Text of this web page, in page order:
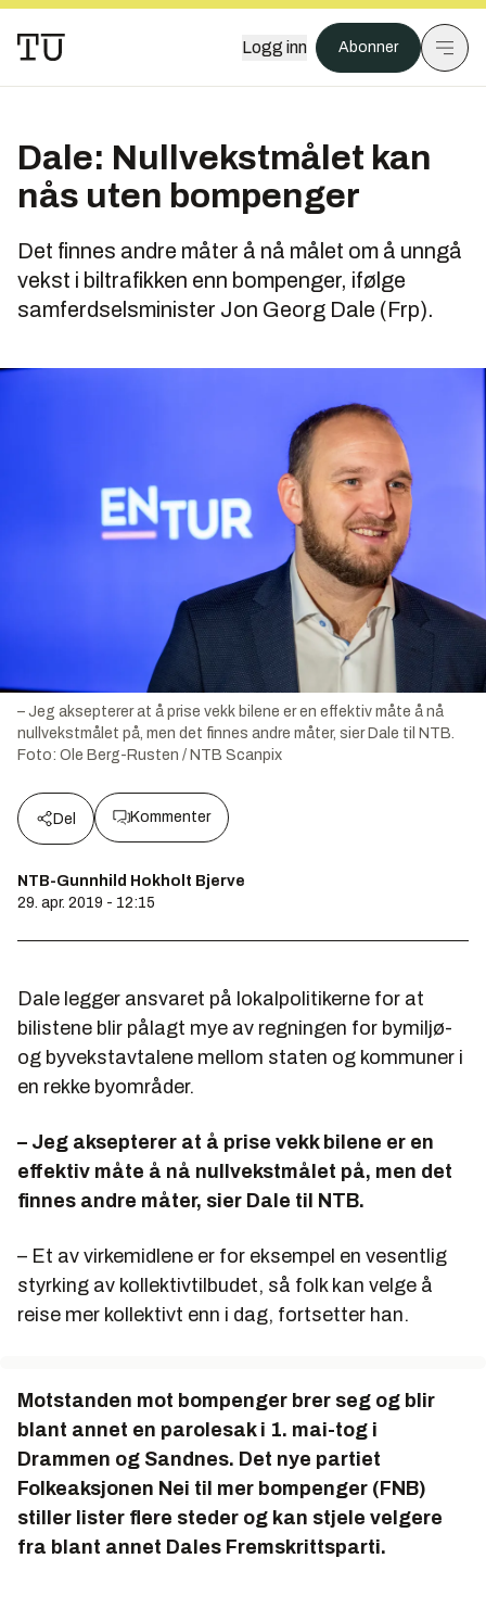
Logg inn Abonner
Dale: Nullvekstmålet kan
nås uten bompenger
Det finnes andre måter å nå målet om å unngå
vekst i biltrafikken enn bompenger, ifølge
samferdselsminister Jon Georg Dale (Frp).
– Jeg aksepterer at å prise vekk bilene er en effektiv måte å nå
nullvekstmålet på, men det finnes andre måter, sier Dale til NTB.
Foto: Ole Berg-Rusten / NTB Scanpix
Del Kommenter
NTB-Gunnhild Hokholt Bjerve
29. apr. 2019 - 12:15
Dale legger ansvaret på lokalpolitikerne for at
bilistene blir pålagt mye av regningen for bymiljø-
og byvekstavtalene mellom staten og kommuner i
en rekke byområder.
– Jeg aksepterer at å prise vekk bilene er en
effektiv måte å nå nullvekstmålet på, men det
finnes andre måter, sier Dale til NTB.
– Et av virkemidlene er for eksempel en vesentlig
styrking av kollektivtilbudet, så folk kan velge å
reise mer kollektivt enn i dag, fortsetter han.
Motstanden mot bompenger brer seg og blir
blant annet en parolesak i 1. mai-tog i
Drammen og Sandnes. Det nye partiet
Folkeaksjonen Nei til mer bompenger (FNB)
stiller lister flere steder og kan stjele velgere
fra blant annet Dales Fremskrittsparti.